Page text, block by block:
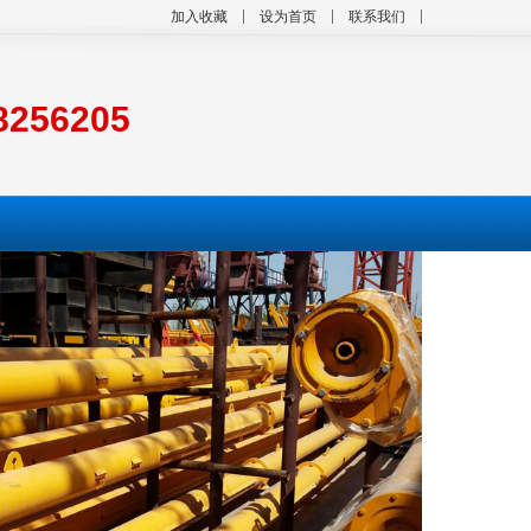
加入收藏 设为首页 联系我们